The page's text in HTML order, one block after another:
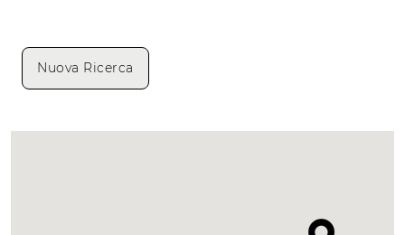
Nuova Ricerca